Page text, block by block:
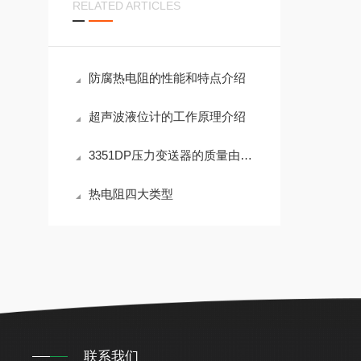
RELATED ARTICLES
防腐热电阻的性能和特点介绍
超声波液位计的工作原理介绍
3351DP压力变送器的质量由哪些因素决定？
热电阻四大类型
联系我们